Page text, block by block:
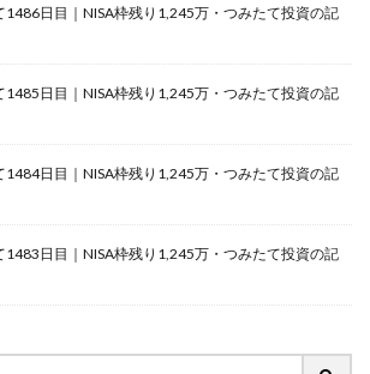
1486日目｜NISA枠残り1,245万・つみたて投資の記
1485日目｜NISA枠残り1,245万・つみたて投資の記
1484日目｜NISA枠残り1,245万・つみたて投資の記
1483日目｜NISA枠残り1,245万・つみたて投資の記